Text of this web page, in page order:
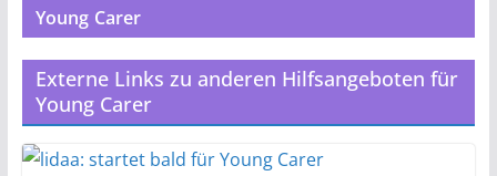
Young Carer
Externe Links zu anderen Hilfsangeboten für
Young Carer